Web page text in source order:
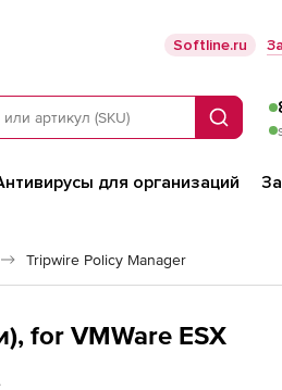
Softline.ru
Поиск
для организаций
Tripwire Policy Manager
for VMWare ESX